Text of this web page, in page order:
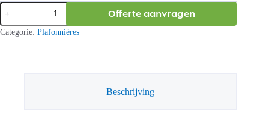
Plafondlamp
Wire
Mat
Zand
Offerte aanvragen
Categorie: Plafonnières
Beschrijving